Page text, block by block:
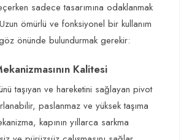
sadece tasarımına odaklanmak
ömürlü ve fonksiyonel bir kullanım
önünde bulundurmak gerekir:
Kalitesi
taşıyan ve hareketini sağlayan pivot
paslanmaz ve yüksek taşıma
kapının yıllarca sarkma